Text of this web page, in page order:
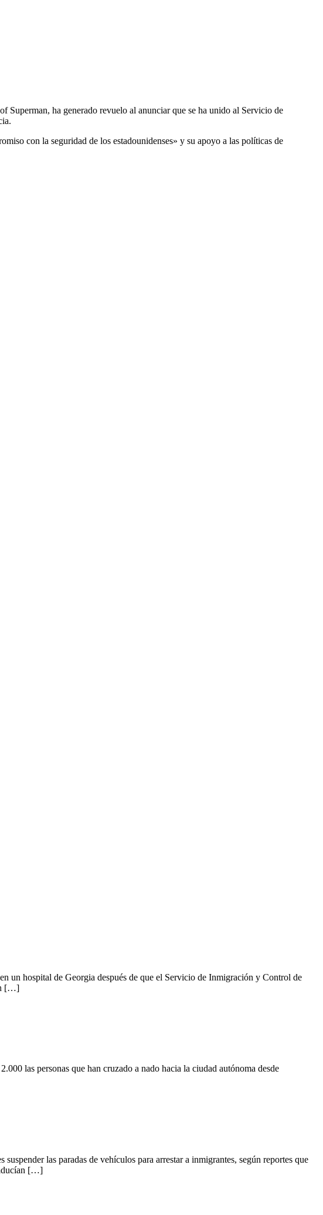
ha generado revuelo al anunciar que se ha unido al Servicio de
con la seguridad de los estadounidenses» y su apoyo a las políticas de
un hospital de Georgia después de que el Servicio de Inmigración y Control de
[…]
las personas que han cruzado a nado hacia la ciudad autónoma desde
las paradas de vehículos para arrestar a inmigrantes, según reportes que
[…]